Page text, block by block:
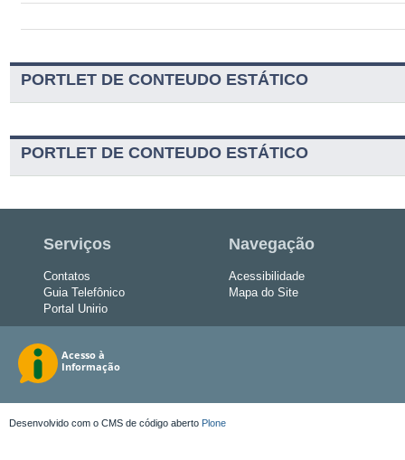
PORTLET DE CONTEUDO ESTÁTICO
PORTLET DE CONTEUDO ESTÁTICO
Serviços
Contatos
Guia Telefônico
Portal Unirio
Navegação
Acessibilidade
Mapa do Site
Desenvolvido com o CMS de código aberto Plone